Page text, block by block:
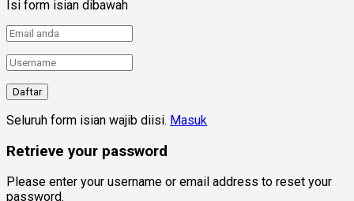
Isi form isian dibawah
Seluruh form isian wajib diisi. Masuk
Retrieve your password
Please enter your username or email address to reset your
password.